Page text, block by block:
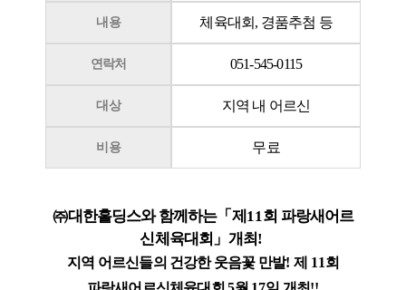
내용 체육대회, 경품추첨 등
연락처 051-545-0115
대상 지역 내 어르신
비용 무료
㈜대한홀딩스와 함께하는「제 11회 파랑새어르
신체육대회 」개최 !
지역 어르신들의 건강한 웃음꽃 만발!제 11회